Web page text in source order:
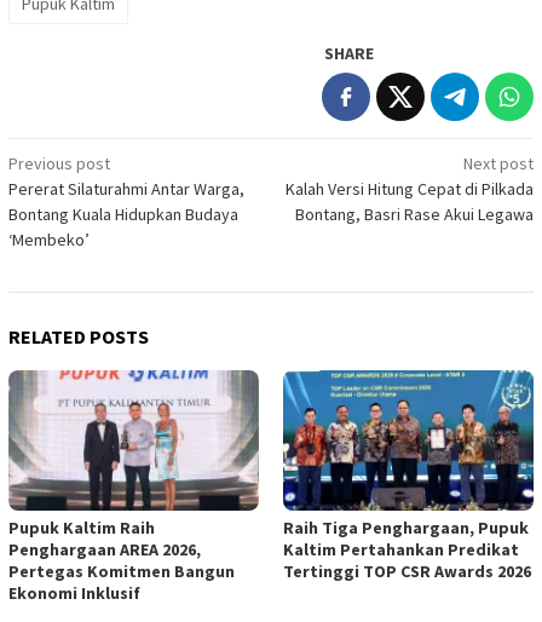
SHARE
Post
navigation
Previous post
Pererat Silaturahmi Antar Warga,
Bontang Kuala Hidupkan Budaya
‘Membeko’
Next post
Kalah Versi Hitung Cepat di Pilkada
Bontang, Basri Rase Akui Legawa
RELATED POSTS
Pupuk Kaltim Raih
Penghargaan AREA 2026,
Pertegas Komitmen Bangun
Ekonomi Inklusif
Raih Tiga Penghargaan, Pupuk
Kaltim Pertahankan Predikat
Tertinggi TOP CSR Awards 2026